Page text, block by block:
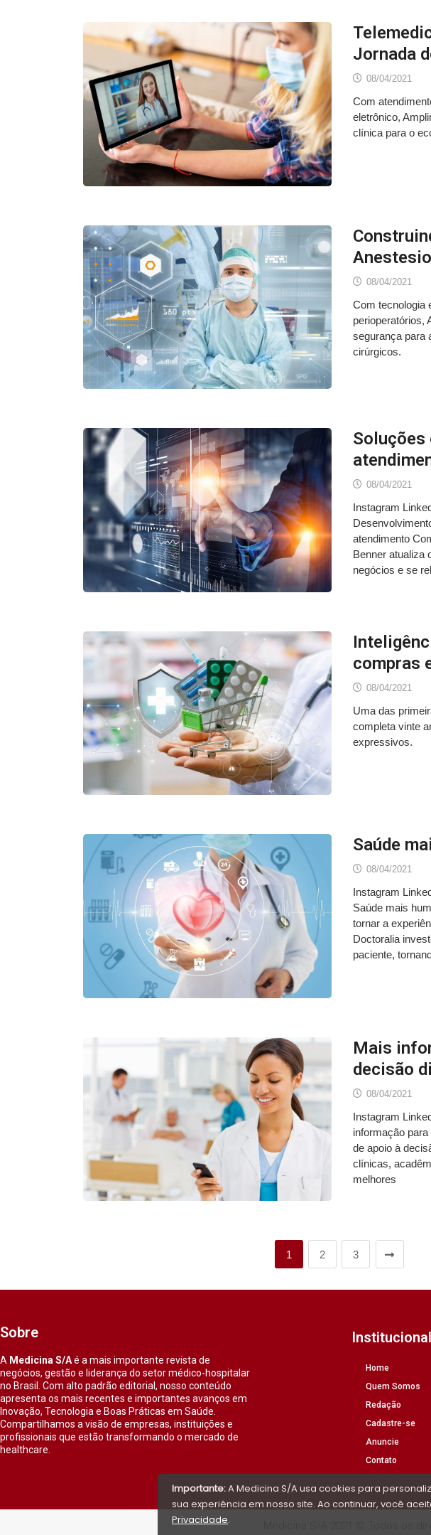
Jornada
08/04/2021
Com
eletrônico,
clínica para o
08/04/2021
Com tecnologia
perioperatórios,
segurança para
cirúrgicos.
Soluções
08/04/2021
Instagram
atendimento
Benner atualiza
negócios e se
compras
08/04/2021
Uma das
completa vinte
expressivos.
Saúde
08/04/2021
Instagram
Saúde mais
tornar a
Doctoralia
paciente,
Mais
decisão
08/04/2021
Instagram
informação
de apoio à
clínicas,
melhores
1 2 3
Sobre
A Medicina S/Aé a mais importante revista de
negócios, gestão e liderança do setor médico-hospitalar
no Brasil. Com alto padrão editorial, nosso conteúdo
apresenta os mais recentes e importantes avanços em
Inovação, Tecnologia e Boas Práticas em Saúde.
Compartilhamos a visão de empresas, instituições e
profissionais que estão transformando o mercado de
healthcare.
Institucional
Home
Quem Somos
Redação
Cadastre-se
Anuncie
Contato
Importante:A Medicina S/A usa cookies para
sua experiência em nosso site. Ao continuar, você
Privacidade.